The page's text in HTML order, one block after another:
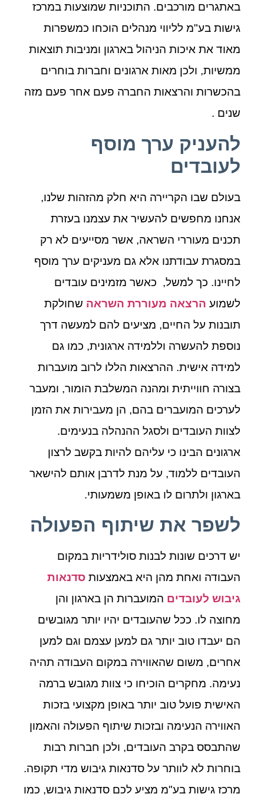
באתגרים מורכבים. התוכניות שמוצעות במרכז
גישות בע"מ לליווי מנהלים הוכחו כמשפרות
מאוד את איכות הניהול בארגון ומניבות תוצאות
ממשיות, ולכן מאות ארגונים וחברות בוחרים
בהכשרות והרצאות החברה פעם אחר פעם מזה
שנים .
להעניק ערך מוסף
לעובדים
בעולם שבו הקריירה היא חלק מהזהות שלנו,
אנחנו מחפשים להעשיר את עצמנו בעזרת
תכנים מעוררי השראה, אשר מסייעים לא רק
במסגרת עבודתנו אלא גם מעניקים ערך מוסף
לחיינו. כך למשל, כאשר מזמינים עובדים
לשמוע הרצאה מעוררת השראה שחולקת
תובנות על החיים, מציעים להם למעשה דרך
נוספת להעשרה וללמידה ארגונית, כמו גם
למידה אישית. ההרצאות הללו לרוב מועברות
בצורה חווייתית ומהנה המשלבת הומור, ומעבר
לערכים המועברים בהם, הן מעבירות את הזמן
לצוות העובדים ולסגל ההנהלה בנעימים.
ארגונים הבינו כי עליהם להיות בקשב לרצון
העובדים ללמוד, על מנת לדרבן אותם להישאר
בארגון ולתרום לו באופן משמעותי.
לשפר את שיתוף הפעולה
יש דרכים שונות לבנות סולידריות במקום
העבודה ואחת מהן היא באמצעות סדנאות
גיבוש לעובדים המועברות הן בארגון והן
מחוצה לו. ככל שהעובדים יהיו יותר מגובשים
הם יעבדו טוב יותר גם למען עצמם וגם למען
אחרים, משום שהאווירה במקום העבודה תהיה
נעימה. מחקרים הוכיחו כי צוות מגובש ברמה
האישית פועל טוב יותר באופן מקצועי בזכות
האווירה הנעימה ובזכות שיתוף הפעולה והאמון
שהתבסס בקרב העובדים, ולכן חברות רבות
בוחרות לא לוותר על סדנאות גיבוש מדי תקופה.
מרכז גישות בע"מ מציע לכם סדנאות גיבוש, כמו